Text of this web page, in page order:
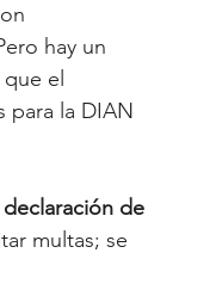
hay un
el
para la DIAN
de
multas; se